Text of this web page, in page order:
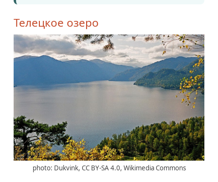
Телецкое озеро
photo: Dukvink, CC BY-SA 4.0, Wikimedia Commons